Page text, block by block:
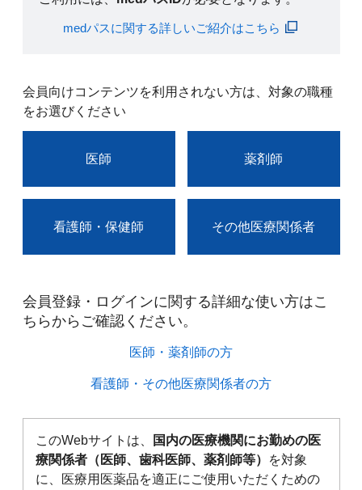
medパスに関する詳しいご紹介はこちら
会員向けコンテンツを利用されない方は、対象の職種
をお選びください
医師 薬剤師
看護師・保健師 その他医療関係者
会員登録・ログインに関する詳細な使い方はこ
ちらからご確認ください。​
医師・薬剤師の方​
看護師・その他医療関係者の方​
このWebサイトは、
国内の医療機関にお勤めの医
療関係者（医師、歯科医師、薬剤師等）
を対象
に、医療用医薬品を適正にご使用いただくための